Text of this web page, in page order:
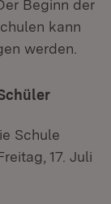
Beginn der
kann
werden.
Schule
17. Juli